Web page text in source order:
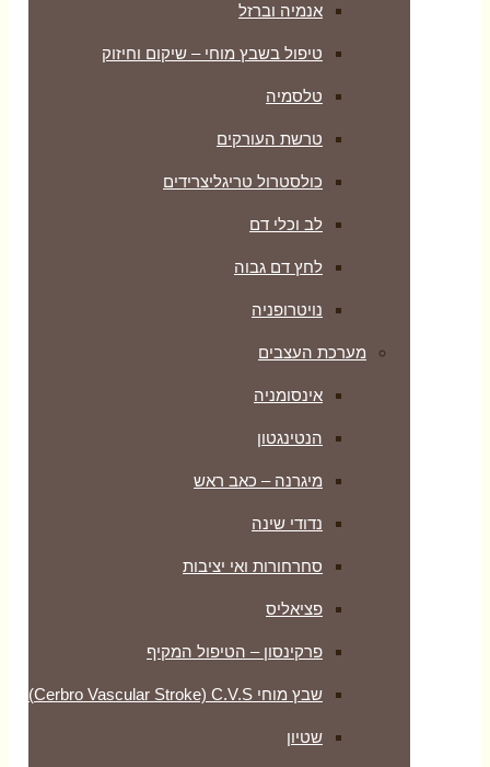
אנמיה וברזל
טיפול בשבץ מוחי – שיקום וחיזוק
טלסמיה
טרשת העורקים
כולסטרול טריגליצרידים
לב וכלי דם
לחץ דם גבוה
נויטרופניה
מערכת העצבים
אינסומניה
הנטינגטון
מיגרנה – כאב ראש
נדודי שינה
סחרחורות ואי יציבות
פציאליס
פרקינסון – הטיפול המקיף
שבץ מוחי Cerbro Vascular Stroke) C.V.S)
שטיון